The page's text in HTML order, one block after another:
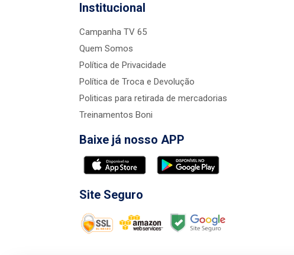
Institucional
Campanha TV 65
Quem Somos
Política de Privacidade
Política de Troca e Devolução
Politicas para retirada de mercadorias
Treinamentos Boni
Baixe já nosso APP
Site Seguro